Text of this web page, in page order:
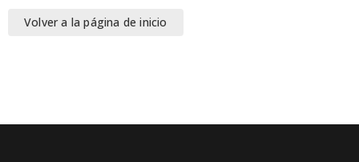
Volver a la página de inicio